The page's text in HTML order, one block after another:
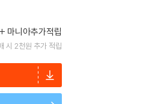
마니아추가적립
시 2천원 추가 적립